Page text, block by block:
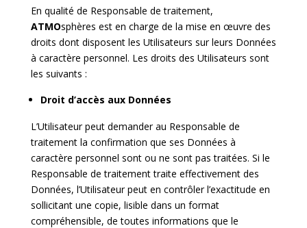
En qualité de Responsable de traitement,
ATMOsphères est en charge de la mise en œuvre des
droits dont disposent les Utilisateurs sur leurs Données
à caractère personnel. Les droits des Utilisateurs sont
les suivants :
Droit d’accès aux Données
L’Utilisateur peut demander au Responsable de
traitement la confirmation que ses Données à
caractère personnel sont ou ne sont pas traitées. Si le
Responsable de traitement traite effectivement des
Données, l’Utilisateur peut en contrôler l’exactitude en
sollicitant une copie, lisible dans un format
compréhensible, de toutes informations que le